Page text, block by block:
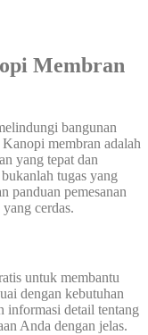
Membran
bangunan
membran adalah
yang tepat dan
tugas yang
panduan pemesanan
cerdas.
untuk membantu
dengan kebutuhan
informasi detail tentang
Anda dengan jelas.